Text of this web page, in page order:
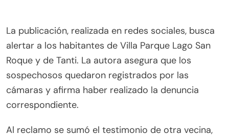
La publicación, realizada en redes sociales, busca
alertar a los habitantes de Villa Parque Lago San
Roque y de Tanti. La autora asegura que los
sospechosos quedaron registrados por las
cámaras y afirma haber realizado la denuncia
correspondiente.
Al reclamo se sumó el testimonio de otra vecina,